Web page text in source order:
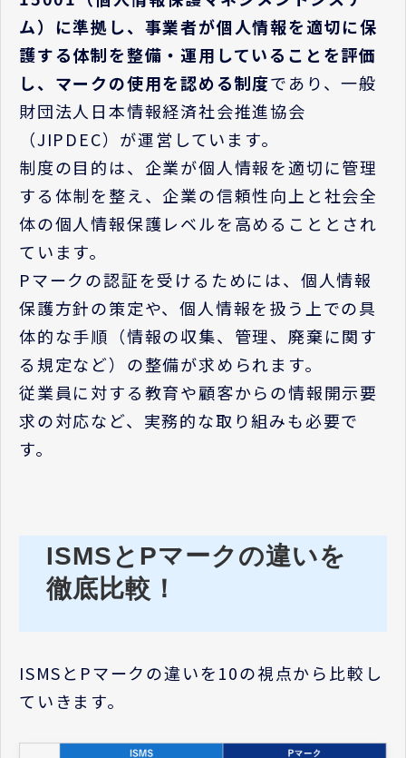
ム）に準拠し、事業者が個人情報を適切に保
護する体制を整備・運用していることを評価
し、マークの使用を認める制度であり、一般
財団法人日本情報経済社会推進協会
（JIPDEC）が運営しています。
制度の目的は、企業が個人情報を適切に管理
する体制を整え、企業の信頼性向上と社会全
体の個人情報保護レベルを高めることとされ
ています。
Pマークの認証を受けるためには、個人情報
保護方針の策定や、個人情報を扱う上での具
体的な手順（情報の収集、管理、廃棄に関す
る規定など）の整備が求められます。
従業員に対する教育や顧客からの情報開示要
求の対応など、実務的な取り組みも必要で
す。
ISMSとPマークの違いを
徹底比較！
ISMSとPマークの違いを10の視点から比較し
ていきます。